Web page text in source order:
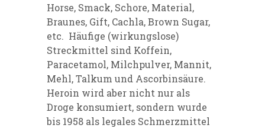
Horse, Smack, Schore, Material,
Braunes, Gift, Cachla, Brown Sugar,
etc. Häufige (wirkungslose)
Streckmittel sind Koffein,
Paracetamol, Milchpulver, Mannit,
Mehl, Talkum und Ascorbinsäure.
Heroin wird aber nicht nur als
Droge konsumiert, sondern wurde
bis 1958 als legales Schmerzmittel